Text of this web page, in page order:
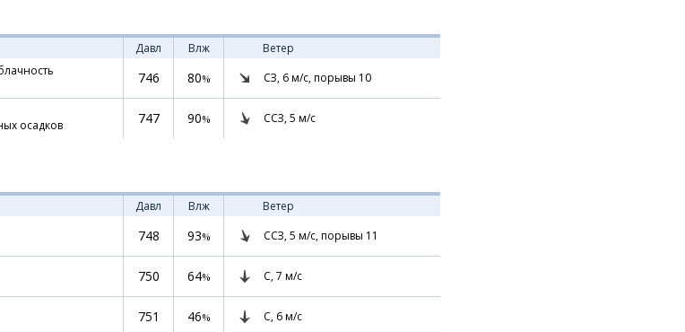
Давл Влж
Ветер
746 80% СЗ, 6м/с, порывы 10
осадков
747 90% ССЗ, 5 м/с
Давл Влж
Ветер
748 93% ССЗ, 5 м/с, порывы 11
750 64% С, 7 м/с
751 46% С, 6м/с